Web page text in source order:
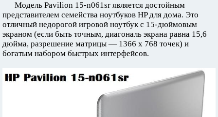
Модель Pavilion 15-n061sr является достойным
представителем семейства ноутбуков HP для дома. Это
отличный недорогой игровой ноутбук с 15-дюймовым
экраном (если быть точным, диагональ экрана равна 15,6
дюйма, разрешение матрицы — 1366 x 768 точек) и
богатым набором быстрых интерфейсов.